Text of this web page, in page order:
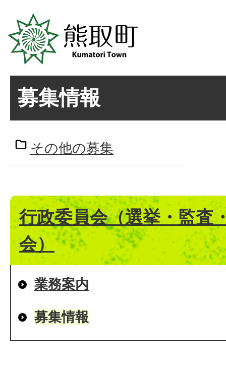
募集情報
その他の募集
行政委員会（選挙・監査
会）
業務案内
募集情報